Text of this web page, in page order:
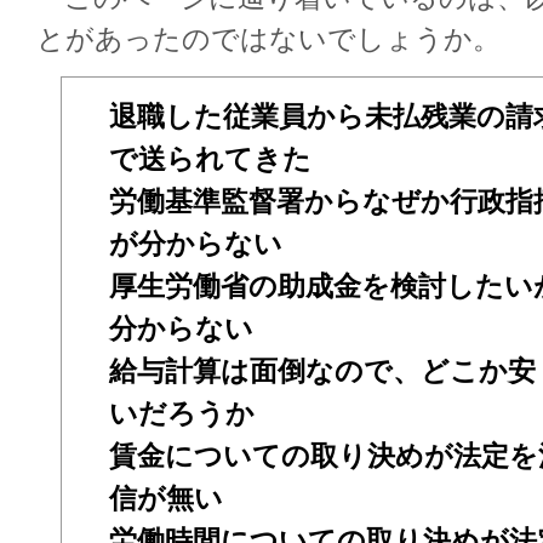
とがあったのではないでしょうか。
退職した従業員から未払残業の請
で送られてきた
労働基準監督署からなぜか行政
が分からない
厚生労働省の助成金を検討した
分からない
給与計算は面倒なので、どこか
いだろうか
賃金についての取り決めが法定
信が無い